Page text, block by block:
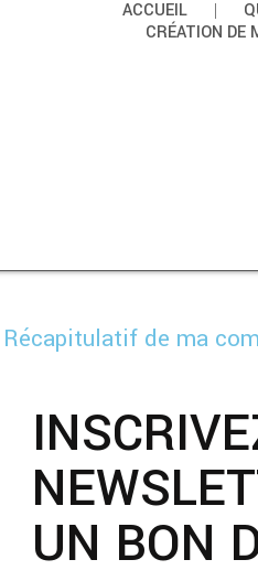
ACCUEIL
CRÉATION DE
Récapitulatif de ma
UN BON